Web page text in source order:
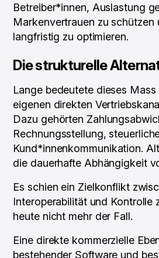
Betreiber*innen, Auslastung
Markenvertrauen zu schützen
langfristig zu optimieren.
Die strukturelle
Lange bedeutete dieses
eigenen direkten
Dazu gehörten
Rechnungsstellung,
Kund*innenkommunikation.
die dauerhafte Abhängigkeit
Es schien ein Zielkonflikt
Interoperabilität und Kontrolle
heute nicht mehr der Fall.
Eine direkte kommerzielle
bestehender Software und